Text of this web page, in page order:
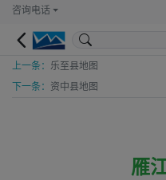
咨询电话
上一条： 乐至县地图
下一条： 资中县地图
雁